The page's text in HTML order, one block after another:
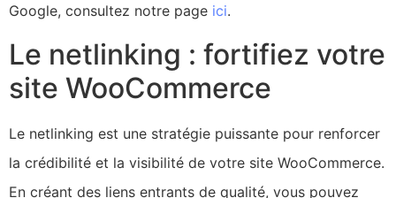
Google, consultez notre page ici.
Le netlinking : fortifiez votre
site WooCommerce
Le netlinking est une stratégie puissante pour renforcer
la crédibilité et la visibilité de votre site WooCommerce.
En créant des liens entrants de qualité, vous pouvez